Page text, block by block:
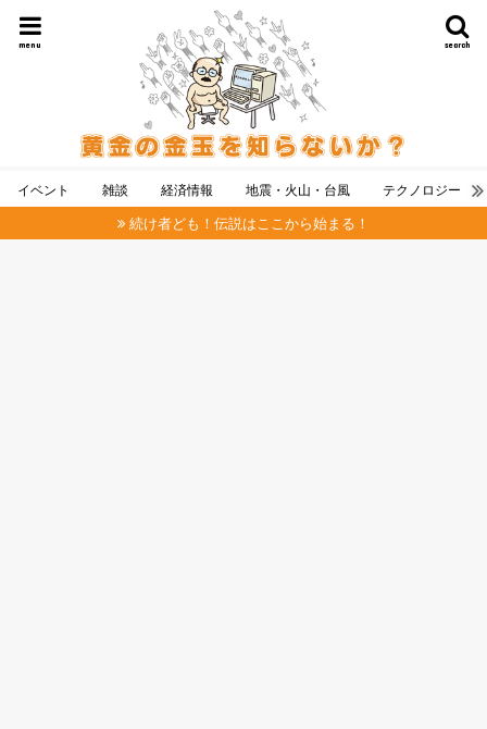
search
menu
イベント 雑談 経済情報 地震・火山・台風 テクノロジー
続け者ども！伝説はここから始まる！